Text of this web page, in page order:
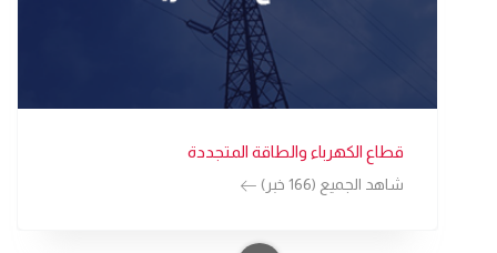
قطاع الكهرباء والطاقة المتجددة
شاهد الجميع (166 خبر)